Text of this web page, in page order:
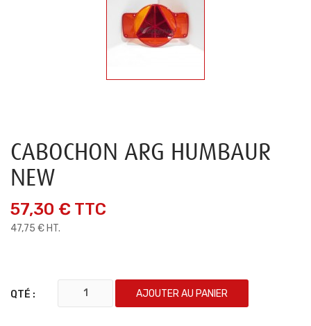
CABOCHON ARG HUMBAUR
NEW
57,30 € TTC
47,75 € HT.
QTÉ : AJOUTER AU PANIER